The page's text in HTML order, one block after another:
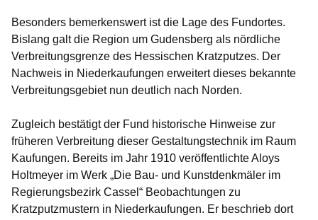
Besonders bemerkenswert ist die Lage des Fundortes.
Bislang galt die Region um Gudensberg als nördliche
Verbreitungsgrenze des Hessischen Kratzputzes. Der
Nachweis in Niederkaufungen erweitert dieses bekannte
Verbreitungsgebiet nun deutlich nach Norden.
Zugleich bestätigt der Fund historische Hinweise zur
früheren Verbreitung dieser Gestaltungstechnik im Raum
Kaufungen. Bereits im Jahr 1910 veröffentlichte Aloys
Holtmeyer im Werk „Die Bau- und Kunstdenkmäler im
Regierungsbezirk Cassel“ Beobachtungen zu
Kratzputzmustern in Niederkaufungen. Er beschrieb dort